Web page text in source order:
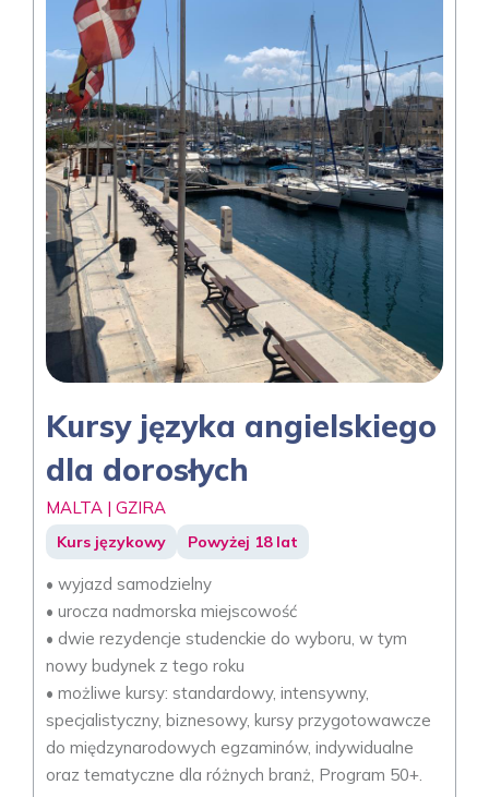
Kursy języka angielskiego
dla dorosłych
MALTA | GZIRA
Kurs językowy Powyżej 18 lat
• wyjazd samodzielny
• urocza nadmorska miejscowość
• dwie rezydencje studenckie do wyboru, w tym
nowy budynek z tego roku
• możliwe kursy: standardowy, intensywny,
specjalistyczny, biznesowy, kursy przygotowawcze
do międzynarodowych egzaminów, indywidualne
oraz tematyczne dla różnych branż, Program 50+.